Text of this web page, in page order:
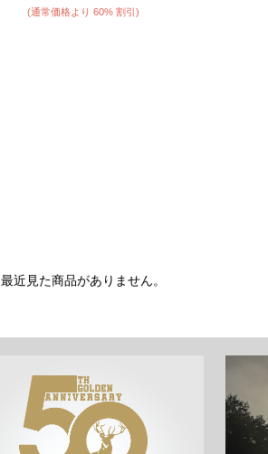
(通常価格より 60% 割引)
最近見た商品がありません。